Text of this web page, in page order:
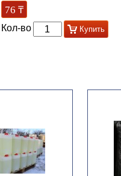
76 ₸
Кол-во Купить